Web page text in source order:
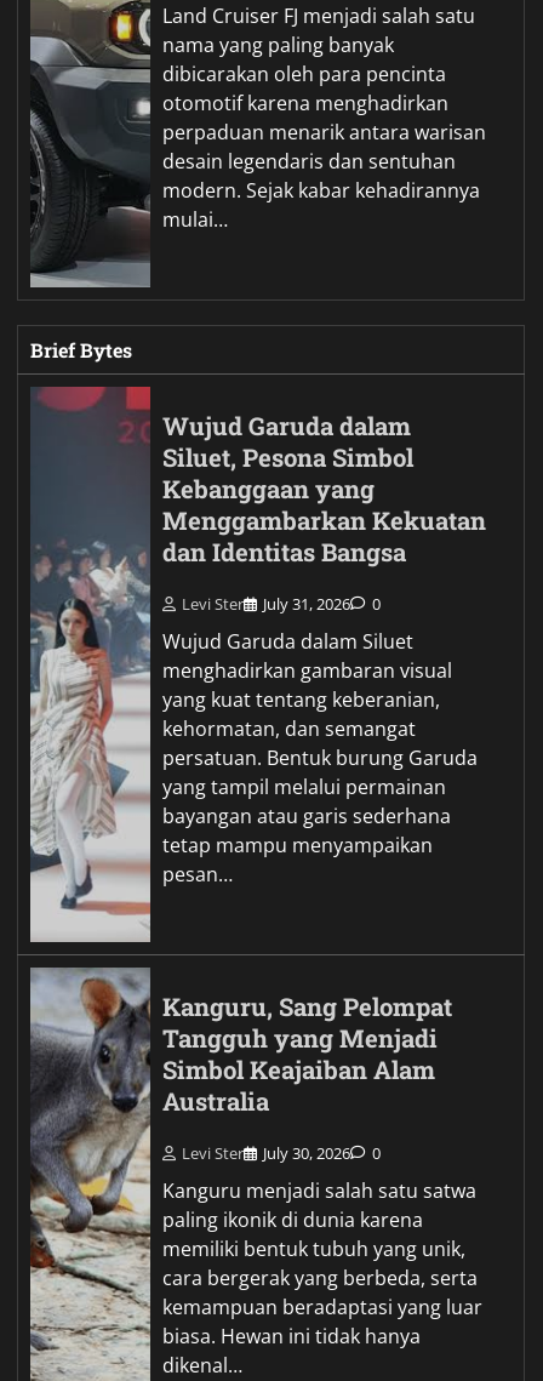
Land Cruiser FJ menjadi salah satu
nama yang paling banyak
dibicarakan oleh para pencinta
otomotif karena menghadirkan
perpaduan menarik antara warisan
desain legendaris dan sentuhan
modern. Sejak kabar kehadirannya
mulai…
Brief Bytes
Wujud Garuda dalam
Siluet, Pesona Simbol
Kebanggaan yang
Menggambarkan Kekuatan
dan Identitas Bangsa
Levi Ster July 31, 2026 0
Wujud Garuda dalam Siluet
menghadirkan gambaran visual
yang kuat tentang keberanian,
kehormatan, dan semangat
persatuan. Bentuk burung Garuda
yang tampil melalui permainan
bayangan atau garis sederhana
tetap mampu menyampaikan
pesan…
Kanguru, Sang Pelompat
Tangguh yang Menjadi
Simbol Keajaiban Alam
Australia
Levi Ster July 30, 2026 0
Kanguru menjadi salah satu satwa
paling ikonik di dunia karena
memiliki bentuk tubuh yang unik,
cara bergerak yang berbeda, serta
kemampuan beradaptasi yang luar
biasa. Hewan ini tidak hanya
dikenal…